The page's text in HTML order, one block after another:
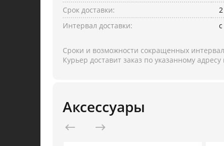
Срок доставки:
Интервал доставки:
Сроки и возможности сокращенных
Курьер доставит заказ по указанному
Аксессуары